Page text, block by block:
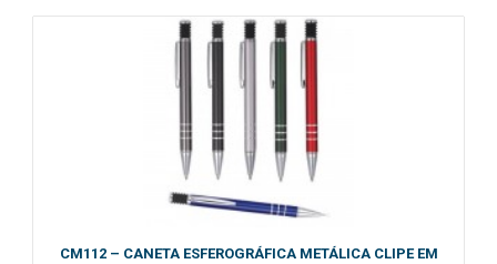
CM112 – CANETA ESFEROGRÁFICA METÁLICA CLIPE EM